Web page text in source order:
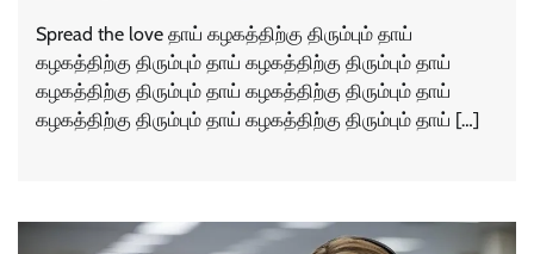
Spread the love தாய் கழகத்திற்கு திரும்பும் தாய்
கழகத்திற்கு திரும்பும் தாய் கழகத்திற்கு திரும்பும் தாய்
கழகத்திற்கு திரும்பும் தாய் கழகத்திற்கு திரும்பும் தாய்
கழகத்திற்கு திரும்பும் தாய் கழகத்திற்கு திரும்பும் தாய் […]